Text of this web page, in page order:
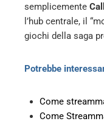
semplicemente
l’hub centrale, il
giochi della saga
Potrebbe
Come
Come